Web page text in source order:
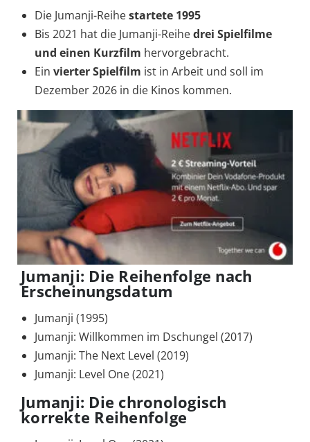
Die Jumanji-Reihestartete 1995
Bis 2021 hat die Jumanji-Reihedrei Spielfilme
und einen Kurzfilm hervorgebracht.
Ein vierter Spielfilm ist in Arbeit und soll im
Dezember 2026 in die Kinos kommen.
Jumanji: Die Reihenfolge nach
Erscheinungsdatum
Jumanji (1995)
Jumanji: Willkommen im Dschungel (2017)
Jumanji: The Next Level (2019)
Jumanji: Level One (2021)
Jumanji: Die chronologisch
korrekte Reihenfolge